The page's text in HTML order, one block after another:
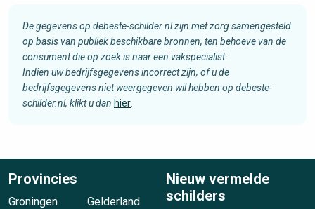
De gegevens op debeste-schilder.nl zijn met zorg samengesteld
op basis van publiek beschikbare bronnen, ten behoeve van de
consument die op zoek is naar een vakspecialist.
Indien uw bedrijfsgegevens incorrect zijn, of u de
bedrijfsgegevens niet weergegeven wil hebben op debeste-
schilder.nl, klikt u dan hier
Provincies
Groningen
Gelderland
Nieuw vermelde
schilders